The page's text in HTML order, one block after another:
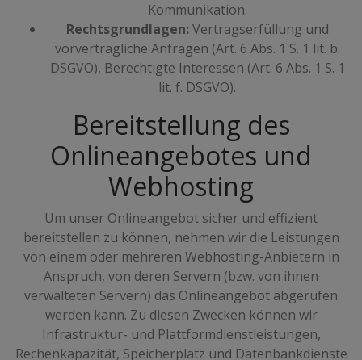
Kommunikation.
Rechtsgrundlagen:Vertragserfüllung und
vorvertragliche Anfragen (Art. 6 Abs. 1 S. 1 lit. b.
DSGVO), Berechtigte Interessen (Art. 6 Abs. 1 S. 1
lit. f. DSGVO).
Bereitstellung des
Onlineangebotes und
Webhosting
Um unser Onlineangebot sicher und effizient
bereitstellen zu können, nehmen wir die Leistungen
von einem oder mehreren Webhosting-Anbietern in
Anspruch, von deren Servern (bzw. von ihnen
verwalteten Servern) das Onlineangebot abgerufen
werden kann. Zu diesen Zwecken können wir
Infrastruktur- und Plattformdienstleistungen,
Rechenkapazität, Speicherplatz und Datenbankdienste